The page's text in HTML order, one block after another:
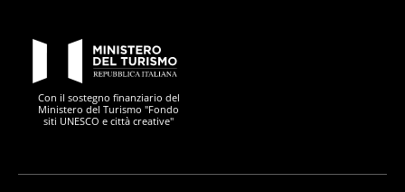
Con il sostegno finanziario del
Ministero del Turismo "Fondo
siti UNESCO e città creative"